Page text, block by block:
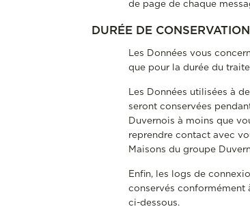
de page de chaque
DURÉE DE
Les Données vous
que pour la durée du
Les Données utilisées à
seront conservées
Duvernois à moins que
reprendre contact avec
Maisons du groupe
Enfin, les logs de
conservés conformément
ci-dessous.